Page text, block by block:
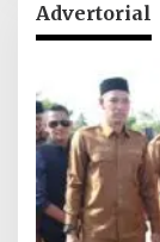
Advertorial